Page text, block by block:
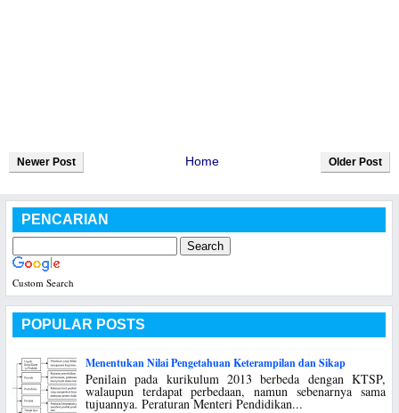
Newer Post Older Post
Home
PENCARIAN
Custom Search
POPULAR POSTS
Menentukan Nilai Pengetahuan Keterampilan dan Sikap
Penilain pada kurikulum 2013 berbeda dengan KTSP,
walaupun terdapat perbedaan, namun sebenarnya sama
tujuannya. Peraturan Menteri Pendidikan...